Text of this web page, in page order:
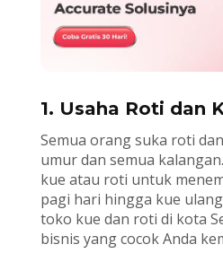
1. Usaha Roti dan
Semua orang suka roti
umur dan semua
kue atau roti untuk
pagi hari hingga kue
toko kue dan roti di kota
bisnis yang cocok Anda